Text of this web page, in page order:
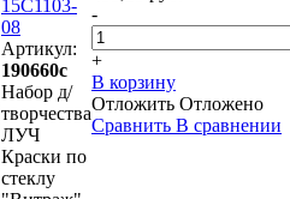
15С1103-
08
Артикул:
190660с
Набор д/
творчества
ЛУЧ
Краски по
стеклу
-
+
В корзину
Отложить Отложено
Сравнить В сравнении